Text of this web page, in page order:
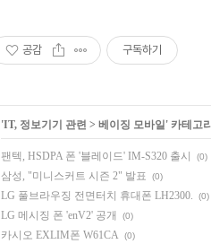
공감 구독하기
'IT, 정보기기 관련 > 베이징 모바일 ' 카테고
팬텍, HSDPA 폰 '블레이드' IM-S320 출시 (0)
삼성, "미니스커트 시즌 2" 발표 (0)
LG 풀브라우징 전면터치 휴대폰 LH2300. (0)
LG 메시징 폰 'enV2' 공개 (0)
카시오 EXLIM폰 W61CA (0)